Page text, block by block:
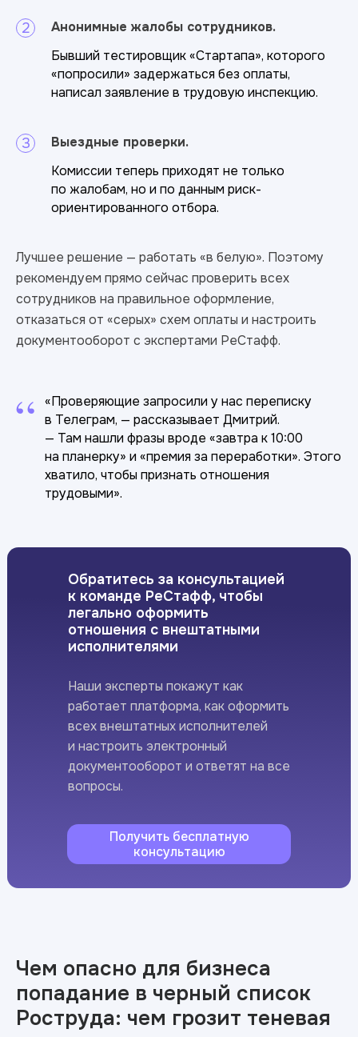
Анонимные жалобы сотрудников.
Бывший тестировщик «Стартапа», которого
«попросили» задержаться без оплаты,
написал заявление в трудовую инспекцию.
Выездные проверки.
Комиссии теперь приходят не только
по жалобам, но и по данным риск-
ориентированного отбора.
Лучшее решение — работать «в белую». Поэтому
рекомендуем прямо сейчас проверить всех
сотрудников на правильное оформление,
отказаться от «серых» схем оплаты и настроить
документооборот с экспертами РеСтафф.
“
«Проверяющие запросили у нас переписку
в Телеграм, — рассказывает Дмитрий.
— Там нашли фразы вроде «завтра к 10:00
на планерку» и «премия за переработки». Этого
хватило, чтобы признать отношения
трудовыми».
Получить бесплатную
консультацию
Обратитесь за консультацией
к команде РеСтафф, чтобы
легально оформить
отношения с внештатными
исполнителями
Наши эксперты покажут как
работает платформа, как оформить
всех внештатных исполнителей
и настроить электронный
документооборот и ответят на все
вопросы.
Чем опасно для бизнеса
попадание в черный список
Роструда: чем грозит теневая